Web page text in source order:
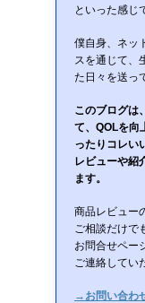
といった感じ
僕自身、ネッ
スを通じて、
た日々を送っ
このブログは
て、QOLを向
ったりコレい
レビューや紹
ます。
商品レビュー
ご相談だけで
お問合せペー
ご連絡してい
→お問い合わ